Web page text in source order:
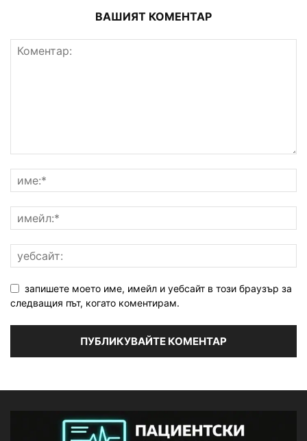
ВАШИЯТ КОМЕНТАР
запишете моето име, имейл и уебсайт в този браузър за
следващия път, когато коментирам.